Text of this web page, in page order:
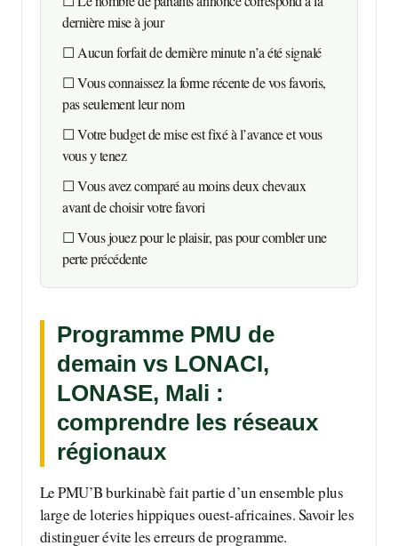
dernière mise à jour
☐ Aucun forfait de dernière minute n’a été signalé
☐ Vous connaissez la forme récente de vos favoris,
pas seulement leur nom
☐ Votre budget de mise est fixé à l’avance et vous
vous y tenez
☐ Vous avez comparé au moins deux chevaux
avant de choisir votre favori
☐ Vous jouez pour le plaisir, pas pour combler une
perte précédente
Programme PMU de
demain vs LONACI,
LONASE, Mali :
comprendre les réseaux
régionaux
Le PMU’B burkinabè fait partie d’un ensemble plus
large de loteries hippiques ouest-africaines. Savoir les
distinguer évite les erreurs de programme.